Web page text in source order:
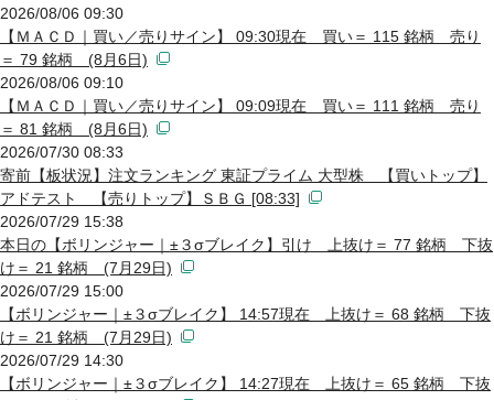
2026/08/06 09:30
【ＭＡＣＤ｜買い／売りサイン】 09:30現在 買い＝ 115 銘柄 売り
＝ 79 銘柄 (8月6日)
2026/08/06 09:10
【ＭＡＣＤ｜買い／売りサイン】 09:09現在 買い＝ 111 銘柄 売り
＝ 81 銘柄 (8月6日)
2026/07/30 08:33
寄前【板状況】注文ランキング 東証プライム 大型株 【買いトップ】
アドテスト 【売りトップ】ＳＢＧ [08:33]
2026/07/29 15:38
本日の【ボリンジャー｜±３σブレイク】引け 上抜け＝ 77 銘柄 下抜
け＝ 21 銘柄 (7月29日)
2026/07/29 15:00
【ボリンジャー｜±３σブレイク】 14:57現在 上抜け＝ 68 銘柄 下抜
け＝ 21 銘柄 (7月29日)
2026/07/29 14:30
【ボリンジャー｜±３σブレイク】 14:27現在 上抜け＝ 65 銘柄 下抜